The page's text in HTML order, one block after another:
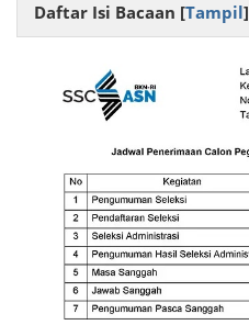
Daftar Isi Bacaan [Tampil]